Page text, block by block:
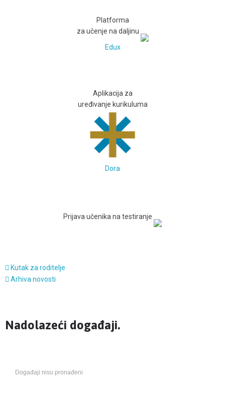
Platforma
za učenje na daljinu
Edux
Aplikacija za
uređivanje kurikuluma
Dora
Prijava učenika na testiranje
Kutak za roditelje
Arhiva novosti
Nadolazeći događaji.
Događaji nisu pronađeni